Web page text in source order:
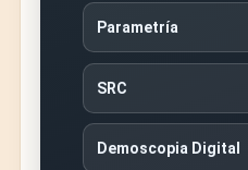
Parametría
SRC
Demoscopia Digital